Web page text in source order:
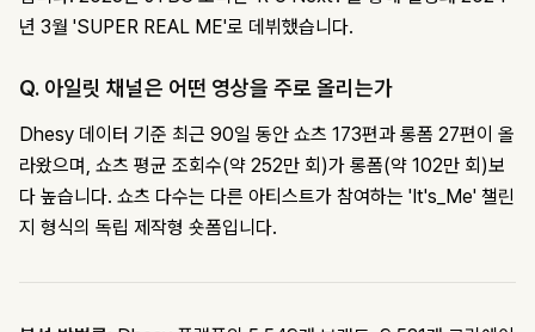
년 3월 'SUPER REAL ME'로 데뷔했습니다.
Q. 아일릿 채널은 어떤 영상을 주로 올리는가
Dhesy 데이터 기준 최근 90일 동안 쇼츠 173편과 롱폼 27편이 올
라왔으며, 쇼츠 평균 조회수(약 252만 회)가 롱폼(약 102만 회)보
다 높습니다. 쇼츠 다수는 다른 아티스트가 참여하는 'It's_Me' 챌린
지 형식의 독립 제작형 숏폼입니다.